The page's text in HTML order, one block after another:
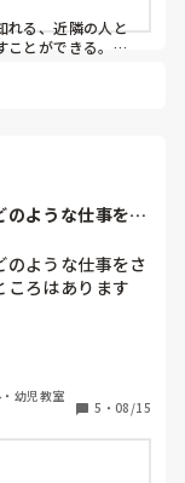
れる、近隣の人と
とができる。
ので大きな目的
とが沢山あった
もいいイベント
質問や子育ての悩
り温かい園だなと
ような仕事をさ
ような仕事をさ
ころはあります
をお願いしたい
幼児教室
5 ・ 08/15